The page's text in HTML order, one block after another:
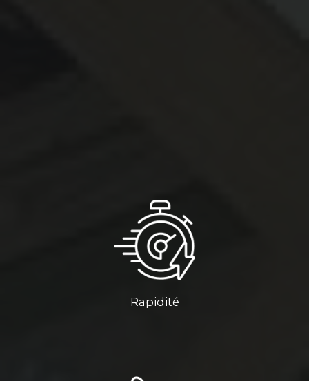
Rapidité